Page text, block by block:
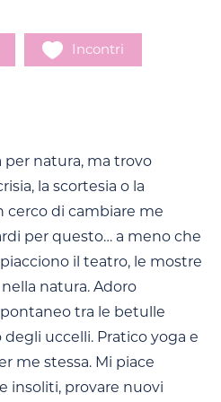
Incontri
per natura, ma trovo
la scortesia o la
di cambiare me
per questo… a meno che
il teatro, le mostre
natura. Adoro
tra le betulle
uccelli. Pratico yoga e
me stessa. Mi piace
insoliti, provare nuovi